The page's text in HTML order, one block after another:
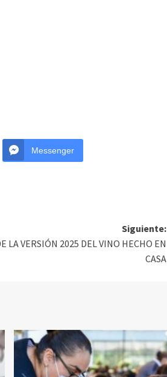
Messenger
Siguiente:
LA VERSIÓN 2025 DEL VINO HECHO EN
CASA